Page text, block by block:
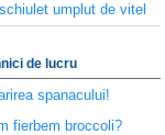
umplut de vitel
de lucru
spanacului!
fierbem broccoli?